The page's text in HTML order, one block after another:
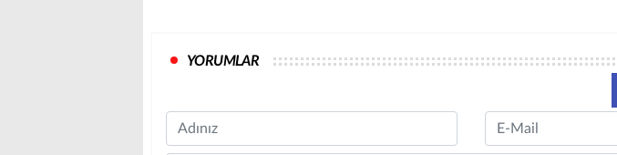
YORUMLAR
Name Email